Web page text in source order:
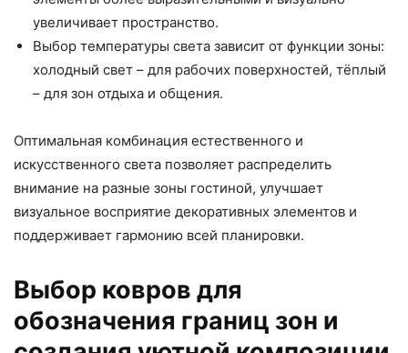
увеличивает пространство.
Выбор температуры света зависит от функции зоны:
холодный свет – для рабочих поверхностей, тёплый
– для зон отдыха и общения.
Оптимальная комбинация естественного и
искусственного света позволяет распределить
внимание на разные зоны гостиной, улучшает
визуальное восприятие декоративных элементов и
поддерживает гармонию всей планировки.
Выбор ковров для
обозначения границ зон и